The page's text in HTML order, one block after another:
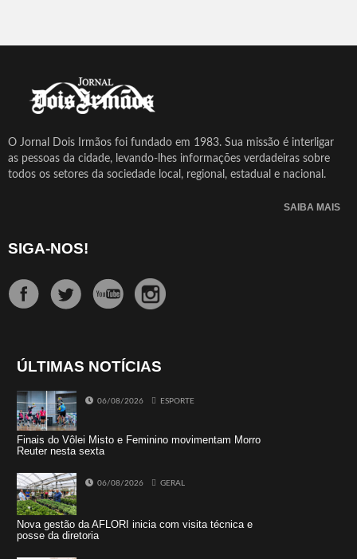
O Jornal Dois Irmãos foi fundado em 1983. Sua missão é interligar
as pessoas da cidade, levando-lhes informações verdadeiras sobre
todos os setores da sociedade local, regional, estadual e nacional.
SAIBA MAIS
SIGA-NOS!
ÚLTIMAS NOTÍCIAS
06/08/2026 ESPORTE
Finais do Vôlei Misto e Feminino movimentam Morro
Reuter nesta sexta
06/08/2026 GERAL
Nova gestão da AFLORI inicia com visita técnica e
posse da diretoria